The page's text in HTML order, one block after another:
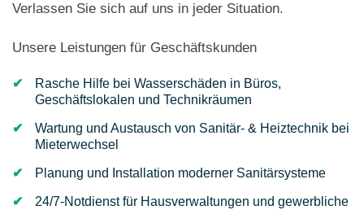
Verlassen Sie sich auf uns in jeder Situation.
Unsere Leistungen für Geschäftskunden
Rasche Hilfe bei Wasserschäden in Büros,
Geschäftslokalen und Technikräumen
Wartung und Austausch von Sanitär- & Heiztechnik bei
Mieterwechsel
Planung und Installation moderner Sanitärsysteme
24/7-Notdienst für Hausverwaltungen und gewerbliche